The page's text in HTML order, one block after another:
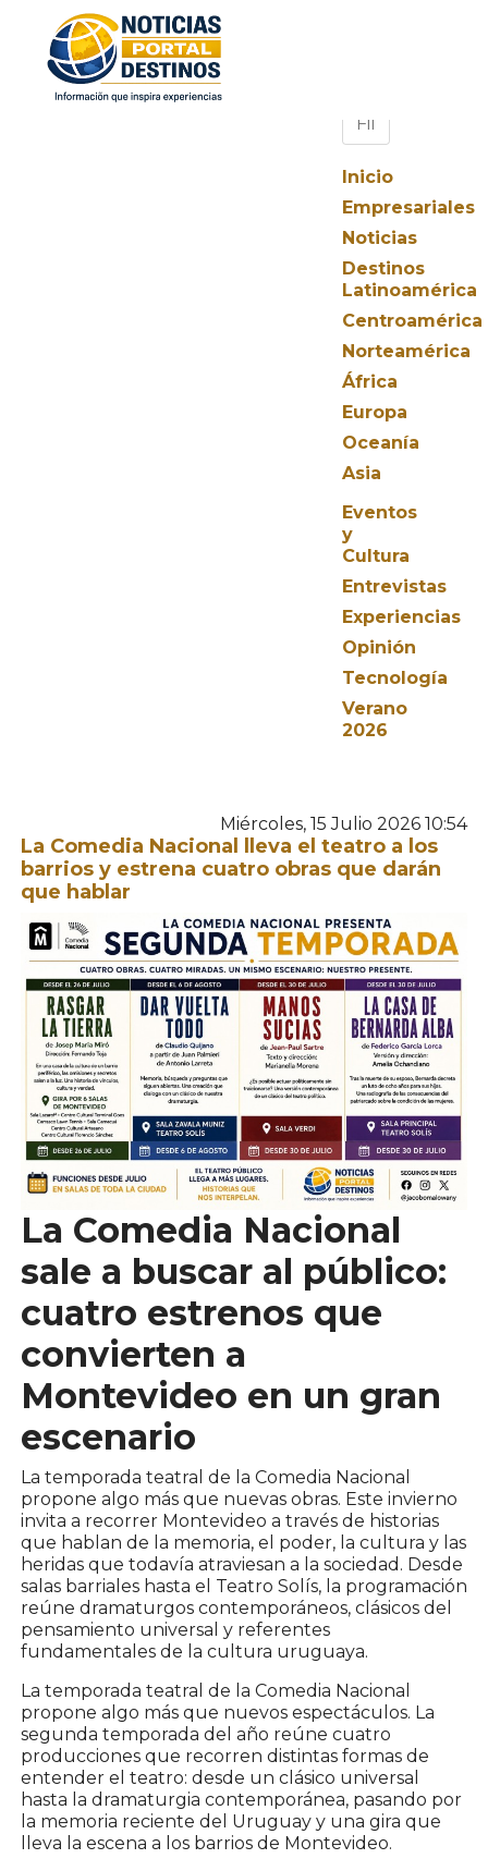
Inicio
Empresariales
Noticias
Destinos
Latinoamérica
Centroamérica
Norteamérica
África
Europa
Oceanía
Asia
Eventos
y
Cultura
Entrevistas
Experiencias
Opinión
Tecnología
Verano
2026
Miércoles, 15 Julio 2026 10:54
La Comedia Nacional lleva el teatro a los
barrios y estrena cuatro obras que darán
que hablar
La Comedia Nacional
sale a buscar al público:
cuatro estrenos que
convierten a
Montevideo en un gran
escenario
La temporada teatral de la Comedia Nacional
propone algo más que nuevas obras. Este invierno
invita a recorrer Montevideo a través de historias
que hablan de la memoria, el poder, la cultura y las
heridas que todavía atraviesan a la sociedad. Desde
salas barriales hasta el Teatro Solís, la programación
reúne dramaturgos contemporáneos, clásicos del
pensamiento universal y referentes
fundamentales de la cultura uruguaya.
La temporada teatral de la Comedia Nacional
propone algo más que nuevos espectáculos. La
segunda temporada del año reúne cuatro
producciones que recorren distintas formas de
entender el teatro: desde un clásico universal
hasta la dramaturgia contemporánea, pasando por
la memoria reciente del Uruguay y una gira que
lleva la escena a los barrios de Montevideo.